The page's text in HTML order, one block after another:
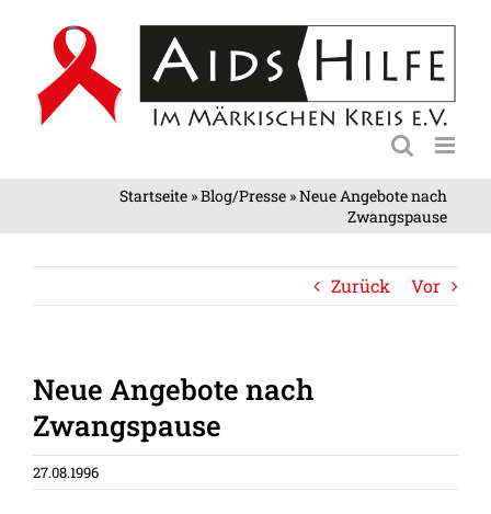
springen
Startseite »Blog/Presse »Neue Angebote nach
Zwangspause
Zurück Vor
Neue Angebote nach
Zwangspause
27.08.1996